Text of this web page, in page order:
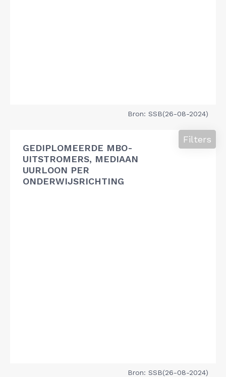
Bron: SSB(26-08-2024)
GEDIPLOMEERDE MBO-
UITSTROMERS, MEDIAAN
UURLOON PER
ONDERWIJSRICHTING
Filters
Bron: SSB(26-08-2024)